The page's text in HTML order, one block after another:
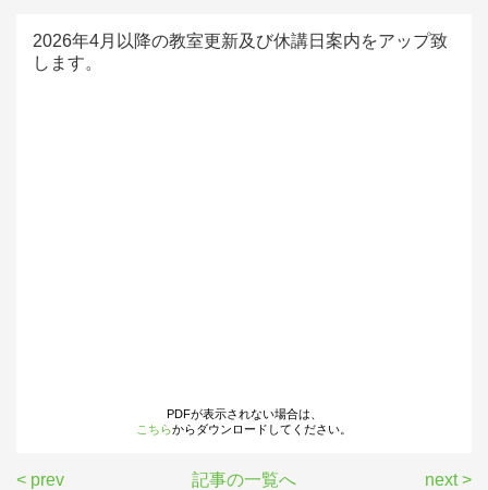
2026年4月以降の教室更新及び休講日案内をアップ致
します。
PDFが表示されない場合は、
こちらからダウンロードしてください。
< prev 記事の一覧へ next >